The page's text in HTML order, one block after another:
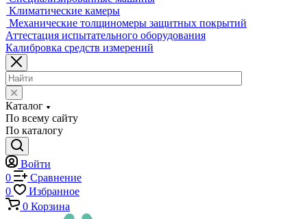
Разрушающий контроль
Универсальные гидравлические разрывные машины
Универсальные электромеханические разрывные машины
Машины для испытаний на усталость
Машины для испытания пружин
Экстензометры (Измерители деформации)
Системы температурных испытаний
Машины на кручение
Машины на изгиб
Копры маятниковые
Оснастка и приспособления для испытаний
Испытательные прессы
Специализированные машины
Климатические камеры
Механические толщиномеры защитных покрытий
Аттестация испытательного оборудования
Калибровка средств измерений